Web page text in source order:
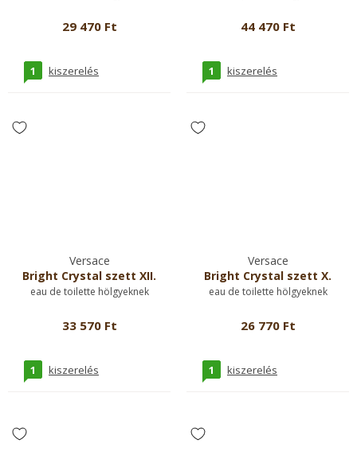
29 470 Ft
1 kiszerelés
44 470 Ft
1 kiszerelés
Versace
Bright Crystal szett XII.
eau de toilette hölgyeknek
33 570 Ft
1 kiszerelés
Versace
Bright Crystal szett X.
eau de toilette hölgyeknek
26 770 Ft
1 kiszerelés